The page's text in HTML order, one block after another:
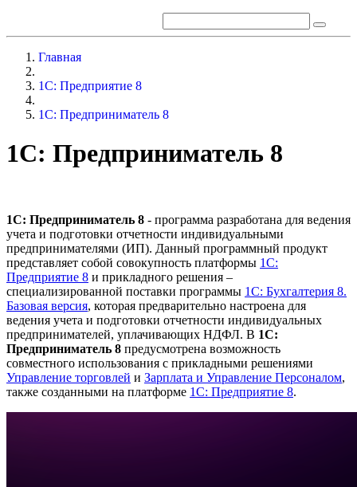
Главная
1С: Предприятие 8
1С: Предприниматель 8
1С: Предприниматель 8
1С: Предприниматель 8 - программа разработана для ведения
учета и подготовки отчетности индивидуальными
предпринимателями (ИП). Данный программный продукт
представляет собой совокупность платформы 1С:
Предприятие 8 и прикладного решения –
специализированной поставки программы 1С: Бухгалтерия 8.
Базовая версия, которая предварительно настроена для
ведения учета и подготовки отчетности индивидуальных
предпринимателей, уплачивающих НДФЛ. В 1С:
Предприниматель 8 предусмотрена возможность
совместного использования с прикладными решениями
Управление торговлей и Зарплата и Управление Персоналом,
также созданными на платформе 1С: Предприятие 8.